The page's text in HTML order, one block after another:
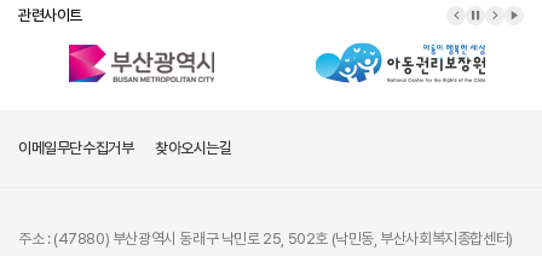
관련사이트
이메일무단수집거부 찾아오시는길
주소 : (47880) 부산광역시 동래구 낙민로 25, 502호 (낙민동, 부산사회복지종합센터)